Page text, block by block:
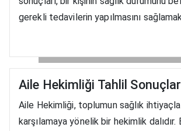
gerekli tedavilerin yapılmasını
Aile Hekimliği Tahlil
Aile Hekimliği, toplumun sağlık
karşılamaya yönelik bir hekimlik dalıdır.